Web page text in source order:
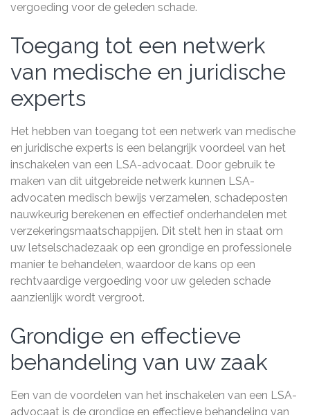
vergoeding voor de geleden schade.
Toegang tot een netwerk
van medische en juridische
experts
Het hebben van toegang tot een netwerk van medische
en juridische experts is een belangrijk voordeel van het
inschakelen van een LSA-advocaat. Door gebruik te
maken van dit uitgebreide netwerk kunnen LSA-
advocaten medisch bewijs verzamelen, schadeposten
nauwkeurig berekenen en effectief onderhandelen met
verzekeringsmaatschappijen. Dit stelt hen in staat om
uw letselschadezaak op een grondige en professionele
manier te behandelen, waardoor de kans op een
rechtvaardige vergoeding voor uw geleden schade
aanzienlijk wordt vergroot.
Grondige en effectieve
behandeling van uw zaak
Een van de voordelen van het inschakelen van een LSA-
advocaat is de grondige en effectieve behandeling van